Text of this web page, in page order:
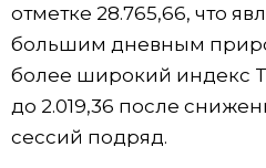
отметке 28.765,66, что
большим дневным
более широкий индекс
до 2.019,36 после
сессий подряд.